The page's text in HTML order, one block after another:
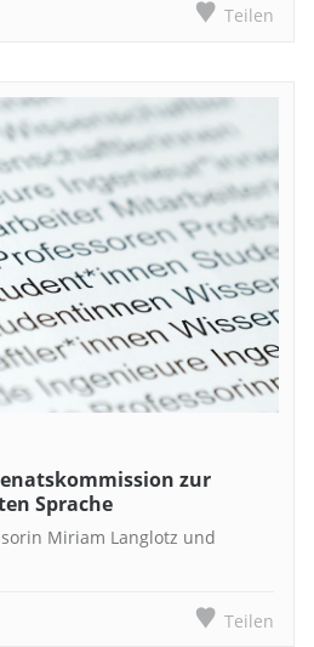
Teilen
zur
Sprache
Miriam Langlotz und
Teilen